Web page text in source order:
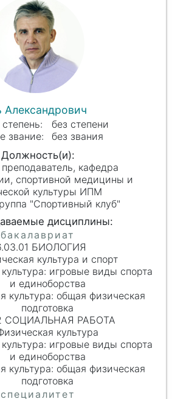
без степени
без звания
кафедра
спортивной медицины и
культуры ИПМ
"Спортивный клуб"
БИОЛОГИЯ
культура и спорт
игровые виды спорта
и единоборства
культура: общая физическая
подготовка
СОЦИАЛЬНАЯ РАБОТА
культура
игровые виды спорта
и единоборства
культура: общая физическая
подготовка